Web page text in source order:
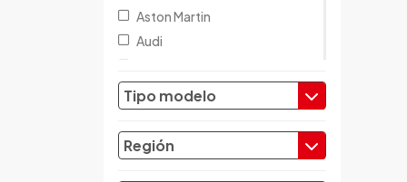
Aston Martin
Audi
Baic
Bentley
Tipo modelo
Región